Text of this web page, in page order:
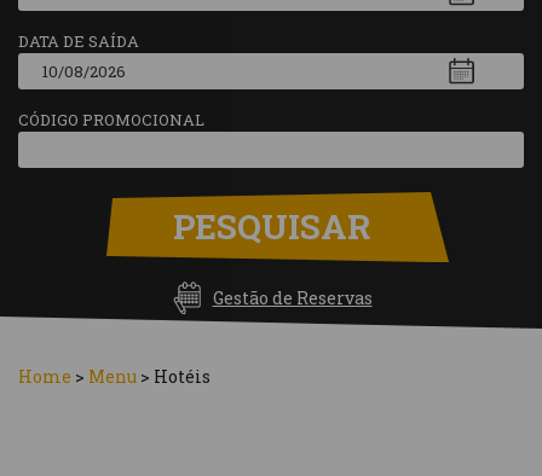
DATA DE SAÍDA
CÓDIGO PROMOCIONAL
PESQUISAR
Gestão de Reservas
Home > Menu > Hotéis